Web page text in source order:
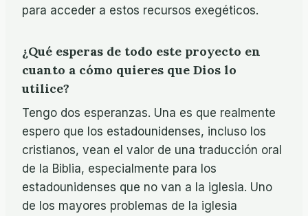
para acceder a estos recursos exegéticos.
¿Qué esperas de todo este proyecto en
cuanto a cómo quieres que Dios lo
utilice?
Tengo dos esperanzas. Una es que realmente
espero que los estadounidenses, incluso los
cristianos, vean el valor de una traducción oral
de la Biblia, especialmente para los
estadounidenses que no van a la iglesia. Uno
de los mayores problemas de la iglesia